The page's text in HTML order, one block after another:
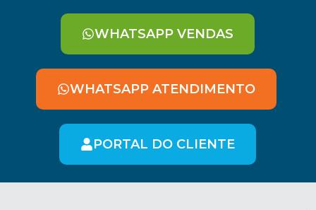
WHATSAPP VENDAS
WHATSAPP ATENDIMENTO
PORTAL DO CLIENTE